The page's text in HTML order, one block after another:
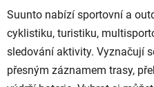
Suunto nabízí sportovní a
cyklistiku, turistiku,
sledování aktivity. Vyznačují
přesným záznamem trasy,